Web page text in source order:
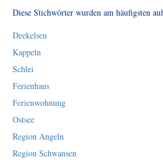
Diese Stichwörter wurden am häufigsten
Deekelsen
Kappeln
Schlei
Ferienhaus
Ferienwohnung
Ostsee
Region Angeln
Region Schwansen